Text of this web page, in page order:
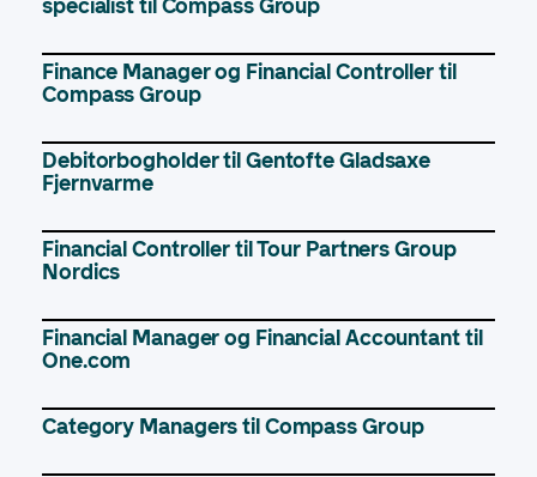
specialist til Compass Group
Finance Manager og Financial Controller til
Compass Group
Debitorbogholder til Gentofte Gladsaxe
Fjernvarme
Financial Controller til Tour Partners Group
Nordics
Financial Manager og Financial Accountant til
One.com
Category Managers til Compass Group